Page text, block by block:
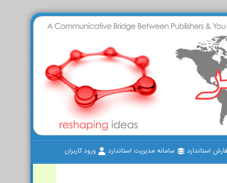
استاندارد سامانه مدیریت استاندارد ورود کاربران